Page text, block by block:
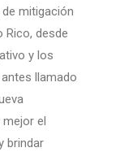
de mitigación
Rico, desde
y los
llamado
el
brindar